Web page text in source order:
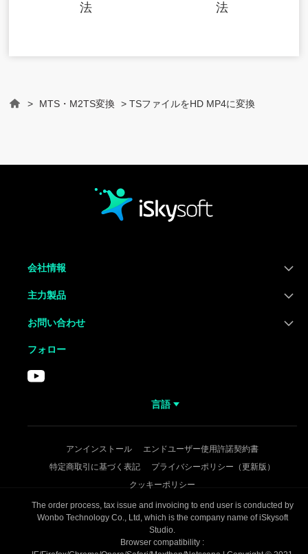
法
法
> MTS・M2TS変換 > TSファイルをHD MP4に変換
会社情報
主力製品
お問い合わせ
フォロー
言語
アンインストール
エンドユーザー使用許諾契約書
特定商取引に基づく表記
プライバシーポリシー（更新版）
クッキーポリシー
The order process, tax issue and invoicing to end user is conducted by
Wonbo Technology Co., Ltd, which is the company name of iSkysoft
Studio.
Browser compatibility :